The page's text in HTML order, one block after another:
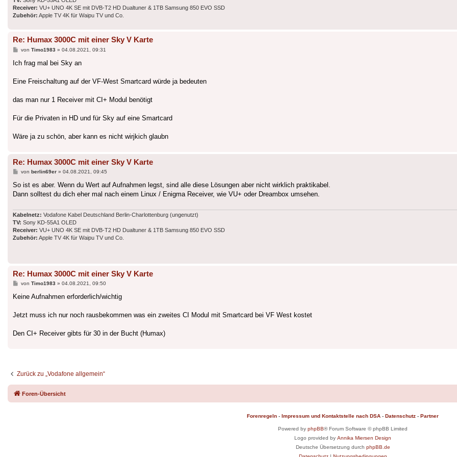
Receiver: VU+ UNO 4K SE mit DVB-T2 HD Dualtuner & 1TB Samsung 850 EVO SSD
Zubehör: Apple TV 4K für Waipu TV und Co.
Re: Humax 3000C mit einer Sky V Karte
Beitrag
von Timo1983» 04.08.2021, 09:31
Ich frag mal bei Sky an
Eine Freischaltung auf der VF-West Smartcard würde ja bedeuten
das man nur 1 Receiver mit CI+ Modul benötigt
Für die Privaten in HD und für Sky auf eine Smartcard
Wäre ja zu schön, aber kann es nicht wirjkich glaubn
Re: Humax 3000C mit einer Sky V Karte
Beitrag
von berlin69er» 04.08.2021, 09:45
So ist es aber. Wenn du Wert auf Aufnahmen legst, sind alle diese Lösungen aber nicht wirklich praktikabel.
Dann solltest du dich eher mal nach einem Linux / Enigma Receiver, wie VU+ oder Dreambox umsehen.
Kabelnetz: Vodafone Kabel Deutschland Berlin-Charlottenburg (ungenutzt)
TV: Sony KD-55A1 OLED
Receiver: VU+ UNO 4K SE mit DVB-T2 HD Dualtuner & 1TB Samsung 850 EVO SSD
Zubehör: Apple TV 4K für Waipu TV und Co.
Re: Humax 3000C mit einer Sky V Karte
Beitrag
von Timo1983» 04.08.2021, 09:50
Keine Aufnahmen erforderlich/wichtig
Jetzt muss ich nur noch rausbekommen was ein zweites CI Modul mit Smartcard bei VF West kostet
Den CI+ Receiver gibts für 30 in der Bucht (Humax)
Zurück zu „Vodafone allgemein“
Foren-Übersicht
Forenregeln - Impressum und Kontaktstelle nach DSA - Datenschutz - Partner
Powered by phpBB® Forum Software © phpBB Limited
Logo provided by Annika Miersen Design
Deutsche Übersetzung durch phpBB.de